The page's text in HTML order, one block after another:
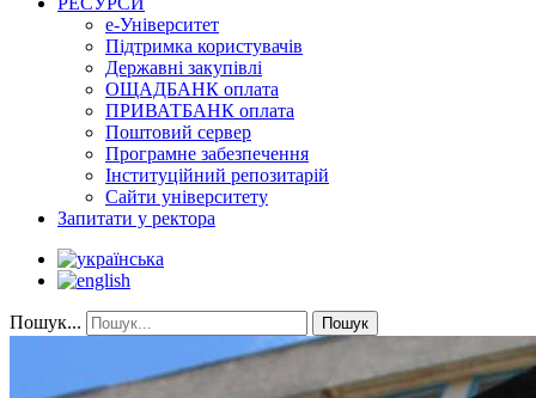
е-Університет
Підтримка користувачів
Державні закупівлі
ОЩАДБАНК оплата
ПРИВАТБАНК оплата
Поштовий сервер
Програмне забезпечення
Інституційний репозитарій
Сайти університету
Запитати у ректора
Пошук... Пошук